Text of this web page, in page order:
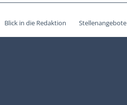
Blick in die Redaktion Stellenangebote